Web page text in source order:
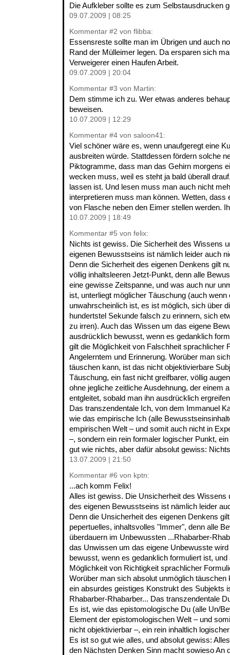
Die Aufkleber sollte es zum Selbstausdrucken
09.07.2009 | 08:25
Kommentar #2 von flibba:
Essensreste sollte man im Übrigen und auch
Rand der Mülleimer legen. Da ersparen sich
Verweigerer einen Haufen Arbeit.
09.07.2009 | 20:04
Kommentar #3 von Martin:
Dem stimme ich zu. Wer etwas anderes
beweisen.
10.07.2009 | 12:29
Kommentar #4 von saloon41:
Viel schöner wäre es, wenn unaufgeregt eine
ausbreiten würde. Stattdessen fördern solche
Piktogramme, dass man das Gehirn morgens
wecken muss, weil es steht ja bald überall
lassen ist. Und lesen muss man auch nicht
interpretieren muss man können. Wetten, dass
von Flasche neben den Eimer stellen werden.
10.07.2009 | 18:49
Kommentar #5 von felix:
Nichts ist gewiss. Die Sicherheit des Wissens
eigenen Bewusstseins ist nämlich leider auch
Denn die Sicherheit des eigenen Denkens gilt
völlig inhaltsleeren Jetzt-Punkt, denn alle
eine gewisse Zeitspanne, und was auch nur
ist, unterliegt möglicher Täuschung (auch wenn
unwahrscheinlich ist, es ist möglich, sich über
hundertstel Sekunde falsch zu erinnern, sich
zu irren). Auch das Wissen um das eigene
ausdrücklich bewusst, wenn es gedanklich
gilt die Möglichkeit von Falschheit sprachlicher
Angelerntem und Erinnerung. Worüber man
täuschen kann, ist das nicht objektivierbare
Täuschung, ein fast nicht greifbarer, völlig
ohne jegliche zeitliche Ausdehnung, der einem
entgleitet, sobald man ihn ausdrücklich
Das transzendentale Ich, von dem Immanuel
wie das empirische Ich (alle
empirischen Welt – und somit auch nicht in
–, sondern ein rein formaler logischer Punkt,
gut wie nichts, aber dafür absolut gewiss:
13.07.2009 | 21:50
Kommentar #6 von kptn:
...ach komm Felix!
Alles ist gewiss. Die Unsicherheit des Wissens
des eigenen Bewusstseins ist nämlich leider
Denn die Unsicherheit des eigenen Denkens
pepertuelles, inhaltsvolles "Immer", denn alle
überdauern im Unbewussten ...Rhabarber-
das Unwissen um das eigene Unbewusste
bewusst, wenn es gedanklich formuliert ist, und
Möglichkeit von Richtigkeit sprachlicher
Worüber man sich absolut unmöglich täuschen
ein absurdes geistiges Konstrukt des Subjekts
Rhabarber-Rhabarber... Das transzendentale
Es ist, wie das epistomologische Du (alle Un/
Element der epistomologischen Welt – und
nicht objektivierbar –, ein rein inhaltlich
Es ist so gut wie alles, und absolut gewiss:
den Nächsten Denken Sinn macht sowiesoAn